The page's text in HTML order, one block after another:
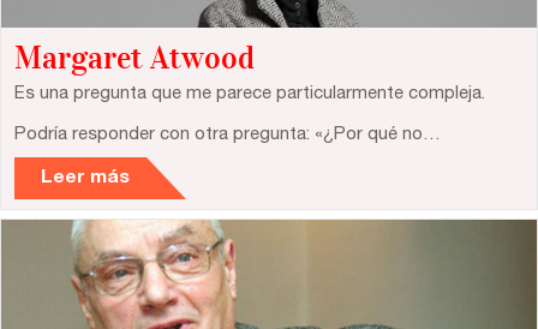
Concursos
Editorial
Ebooks
Recursos
Margaret Atwood
Es una pregunta que me parece particularmente compleja.
Podría responder con otra pregunta: «¿Por qué no…
Leer más